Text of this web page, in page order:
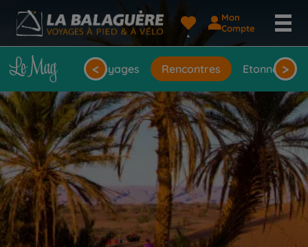
Mon
Compte
Idées de voyages Rencontres Etonnantes
< >